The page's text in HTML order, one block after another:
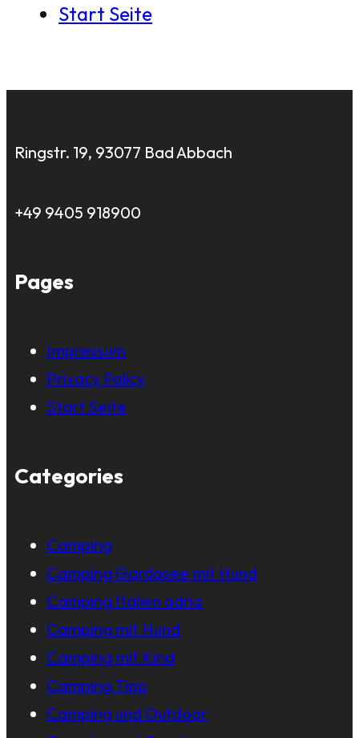
Start Seite
Ringstr. 19, 93077 Bad Abbach
+49 9405 918900
Pages
Impressum
Privacy Policy
Start Seite
Categories
Camping
Camping Gardasee mit Hund
Camping Italien adria
Camping mit Hund
Camping mit Kind
Camping Tipp
Camping und Outdoor